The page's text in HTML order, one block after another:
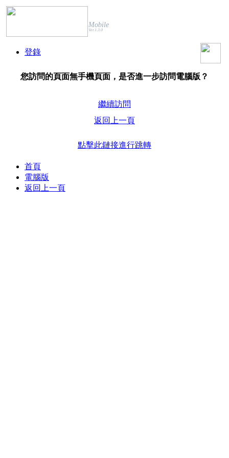
Mobile
Ver.1.3.0
登錄
您訪問的頁面無手機頁面，是否進一步訪問電腦版？
繼續訪問
返回上一頁
點擊此鏈接進行跳轉
首頁
電腦版
返回上一頁